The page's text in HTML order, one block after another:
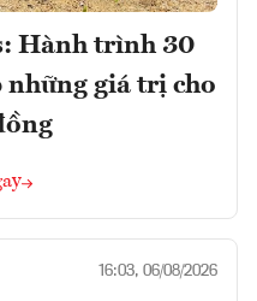
Hành trình 30
những giá trị cho
16:03, 06/08/2026